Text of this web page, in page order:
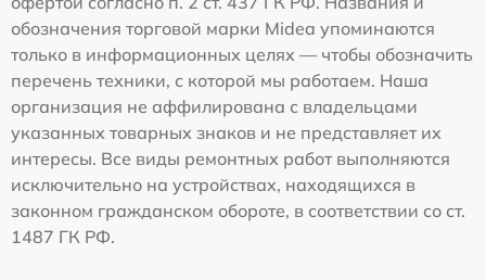
обозначения торговой марки Midea упоминаются
только в информационных целях — чтобы обозначить
перечень техники, с которой мы работаем. Наша
организация не аффилирована с владельцами
указанных товарных знаков и не представляет их
интересы. Все виды ремонтных работ выполняются
исключительно на устройствах, находящихся в
законном гражданском обороте, в соответствии со ст.
1487 ГК РФ.